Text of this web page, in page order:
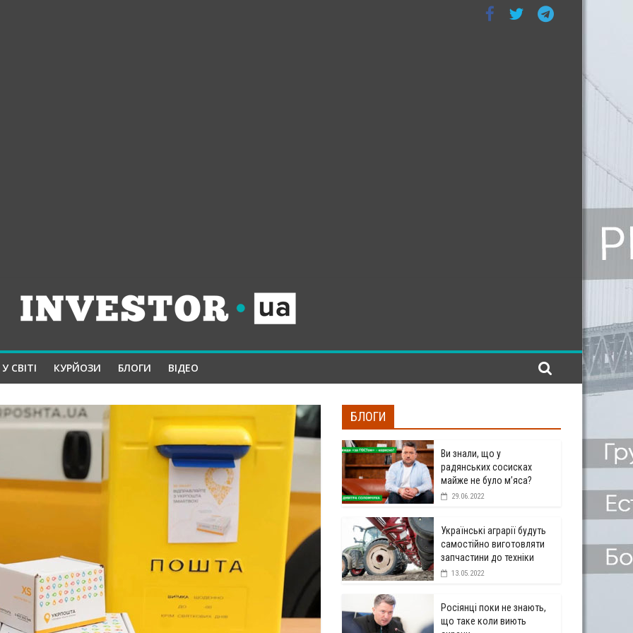
У СВІТІ КУРЙОЗИ БЛОГИ ВІДЕО
БЛОГИ
Ви знали, що у
радянських сосисках
майже не було м’яса?
29.06.2022
Українські аграрії будуть
самостійно виготовляти
запчастини до техніки
13.05.2022
Росіянці поки не знають,
що таке коли виють